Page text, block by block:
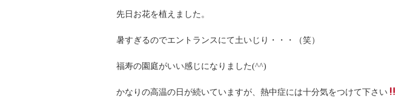
先日お花を植えました。
暑すぎるのでエントランスにて土いじり・・・（笑）
福寿の園庭がいい感じになりました(^^)
かなりの高温の日が続いていますが、熱中症には十分気をつけて下さい